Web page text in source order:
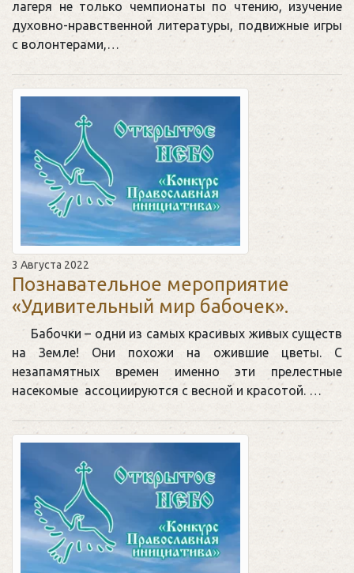
лагеря не только чемпионаты по чтению, изучение
духовно-нравственной литературы, подвижные игры
с волонтерами,…
3 Августа 2022
Познавательное мероприятие
«Удивительный мир бабочек».
Бабочки – одни из самых красивых живых существ
на Земле! Они похожи на ожившие цветы. С
незапамятных времен именно эти прелестные
насекомые ассоциируются с весной и красотой. …